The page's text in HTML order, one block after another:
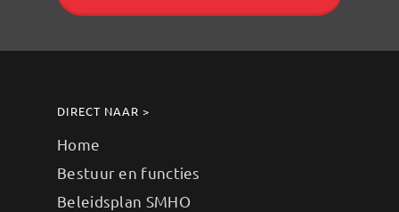
DIRECT NAAR >
Home
Bestuur en functies
Beleidsplan SMHO